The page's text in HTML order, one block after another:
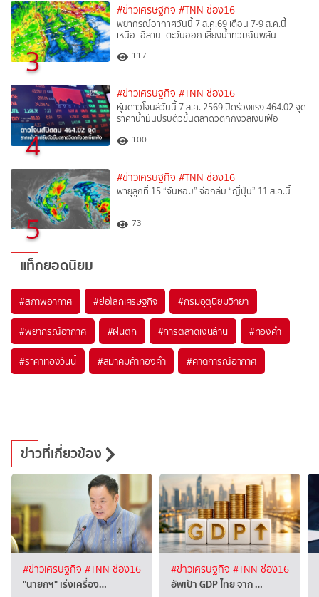
3
#ข่าวเศรษฐกิจ #TNN ช่อง16
พยากรณ์อากาศวันนี้ 7 ส.ค.69 เตือน 7-9 ส.ค.นี้
เหนือ–อีสาน–ตะวันออก เสี่ยงน้ำท่วมฉับพลัน
117
4
#ข่าวเศรษฐกิจ #TNN ช่อง16
หุ้นดาวโจนส์วันนี้ 7 ส.ค. 2569 ปิดร่วงแรง 464.02 จุด
ราคาน้ำมันปรับตัวขึ้นตลาดวิตกกังวลเงินเฟ้อ
100
5
#ข่าวเศรษฐกิจ #TNN ช่อง16
พายุลูกที่ 15 “จันหอม” จ่อถล่ม “ญี่ปุ่น” 11 ส.ค.นี้
73
แท็กยอดนิยม
#สภาพอากาศ #ย่อโลกเศรษฐกิจ #กรมอุตุนิยมวิทยา
#พยากรณ์อากาศ #ฝนตก #การตลาดเงินล้าน #ทองคำ
#ราคาทองวันนี้ #สมาคมค้าทองคำ #คาดการณ์อากาศ
ข่าวที่เกี่ยวข้อง
#ข่าวเศรษฐกิจ #TNN ช่อง16
"นายกฯ" เร่งเครื่อง…
#ข่าวเศรษฐกิจ #TNN ช่อง16
อัพเป้า GDP ไทย จาก …